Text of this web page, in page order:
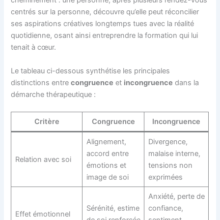
centrés sur la personne, découvre qu’elle peut réconcilier
ses aspirations créatives longtemps tues avec la réalité
quotidienne, osant ainsi entreprendre la formation qui lui
tenait à cœur.
Le tableau ci-dessous synthétise les principales
distinctions entrecongruence et incongruence dans la
démarche thérapeutique :
Critère Congruence Incongruence
Relation avec soi
Alignement,
accord entre
émotions et
image de soi
Divergence,
malaise interne,
tensions non
exprimées
Effet émotionnel
Sérénité, estime
Anxiété, perte de
confiance,